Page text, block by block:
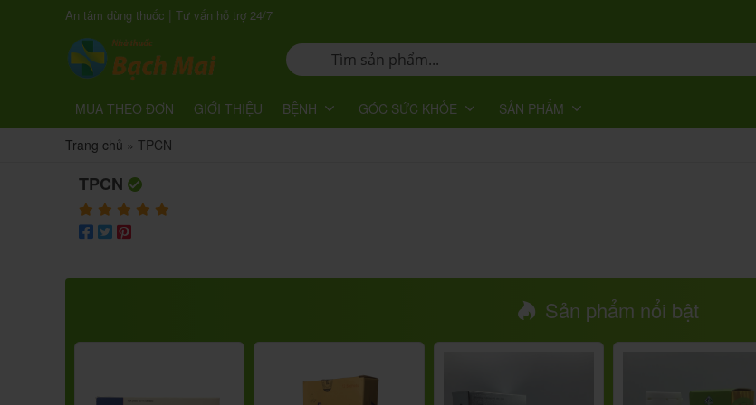
An tâm dùng thuốc | Tư vấn hỗ trợ 24/7
MUA THEO ĐƠN GIỚI THIỆU BỆNH GÓC SỨC KHỎE
SẢN PHẨM
Trang chủ » TPCN
TPCN
Sản phẩm nổi bật